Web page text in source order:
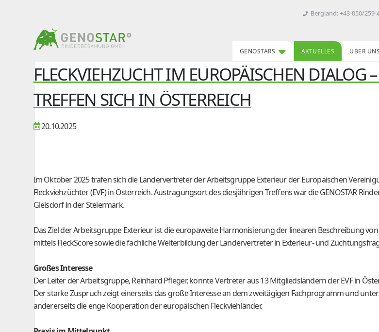
Bergland: +43-050/259-
GENOSTARS AKTUELLES ÜBER UNS
FLECKVIEHZUCHT IM EUROPÄISCHEN DIALOG
TREFFEN SICH IN ÖSTERREICH
20.10.2025
Im Oktober 2025 trafen sich die Ländervertreter der Arbeitsgruppe Exterieur der Europäischen
Fleckviehzüchter (EVF) in Österreich. Austragungsort des diesjährigen Treffens war die GENOSTAR
Gleisdorf in der Steiermark.
Das Ziel der Arbeitsgruppe Exterieur ist die europaweite Harmonisierung der linearen Beschreibung
mittels FleckScore sowie die fachliche Weiterbildung der Ländervertreter in Exterieur- und
Großes Interesse
Der Leiter der Arbeitsgruppe, Reinhard Pfleger, konnte Vertreter aus 13 Mitgliedsländern der EVF in
Der starke Zuspruch zeigt einerseits das große Interesse an dem zweitägigen Fachprogramm und
andererseits die enge Kooperation der europäischen Fleckviehländer.